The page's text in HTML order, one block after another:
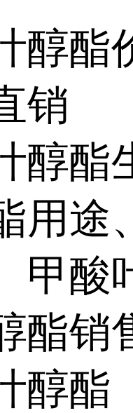
醇酯
销
醇酯
用途
甲酸
酯销
醇酯